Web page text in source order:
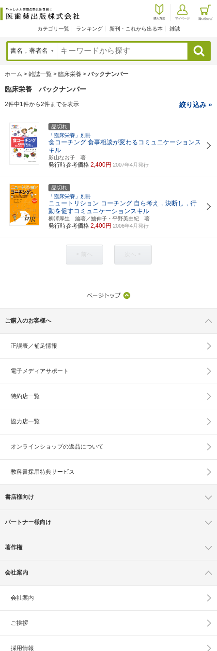
カテゴリ一覧 ランキング 新刊・これから出る本 雑誌
検索
ホーム > 雑誌一覧 > 臨床栄養 > バックナンバー
臨床栄養 バックナンバー
2件中1件から2件までを表示 絞り込み »
品切れ
「臨床栄養」別冊
食コーチング 食事相談が変わるコミュニケーションス
キル
影山なお子 著
発行時参考価格 2,400円 2007年4月発行
品切れ
「臨床栄養」別冊
ニュートリション コーチング 自ら考え，決断し，行
動を促すコミュニケーションスキル
柳澤厚生 編著／鱸伸子・平野美由紀 著
発行時参考価格 2,400円 2006年4月発行
ご購入のお客様へ
正誤表／補足情報
電子メディアサポート
特約店一覧
協力店一覧
オンラインショップの返品について
教科書採用特典サービス
書店様向け
パートナー様向け
著作権
会社案内
会社案内
ご挨拶
採用情報